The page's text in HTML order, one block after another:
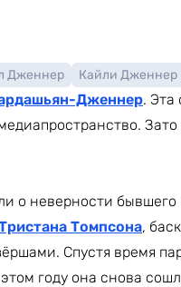
Дженнер Кайли Дженнер
Дженнер. Эта
Зато
о неверности бывшего
Томпсона,
Спустя время
году она снова